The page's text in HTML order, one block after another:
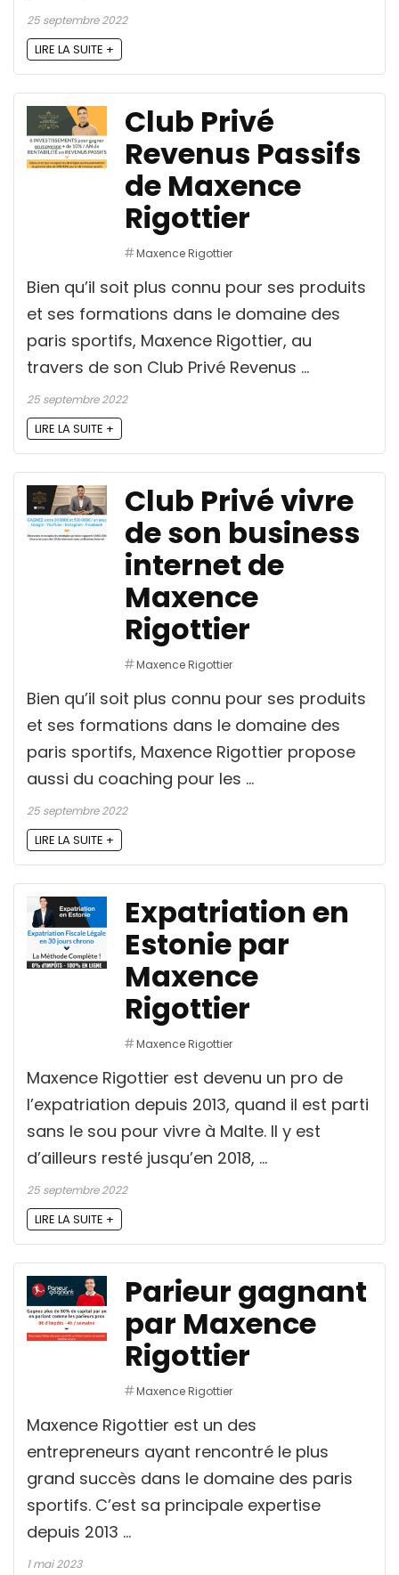
25 septembre 2022
LIRE LA SUITE +
Club Privé
Revenus Passifs
de Maxence
Rigottier
Maxence Rigottier
Bien qu’il soit plus connu pour ses produits
et ses formations dans le domaine des
paris sportifs, Maxence Rigottier, au
travers de son Club Privé Revenus ...
25 septembre 2022
LIRE LA SUITE +
Club Privé vivre
de son business
internet de
Maxence
Rigottier
Maxence Rigottier
Bien qu’il soit plus connu pour ses produits
et ses formations dans le domaine des
paris sportifs, Maxence Rigottier propose
aussi du coaching pour les ...
25 septembre 2022
LIRE LA SUITE +
Expatriation en
Estonie par
Maxence
Rigottier
Maxence Rigottier
Maxence Rigottier est devenu un pro de
l’expatriation depuis 2013, quand il est parti
sans le sou pour vivre à Malte. Il y est
d’ailleurs resté jusqu’en 2018, ...
25 septembre 2022
LIRE LA SUITE +
Parieur gagnant
par Maxence
Rigottier
Maxence Rigottier
Maxence Rigottier est un des
entrepreneurs ayant rencontré le plus
grand succès dans le domaine des paris
sportifs. C’est sa principale expertise
depuis 2013 ...
1 mai 2023